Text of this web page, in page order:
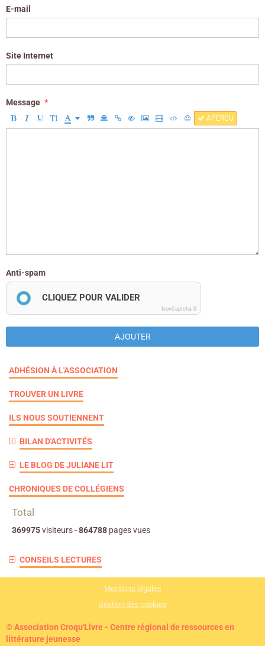
E-mail
Site Internet
Message
APERÇU
Anti-spam
CLIQUEZ POUR VALIDER
IconCaptcha ©
AJOUTER
ADHÉSION À L'ASSOCIATION
TROUVER UN LIVRE
ILS NOUS SOUTIENNENT
BILAN D'ACTIVITÉS
LE BLOG DE JULIANE LIT
CHRONIQUES DE COLLÉGIENS
Total
369975visiteurs -864788 pages vues
CONSEILS LECTURES
Mentions légales
Gestion des cookies
© Association Croqu'Livre - Centre régional de ressources en
littérature jeunesse